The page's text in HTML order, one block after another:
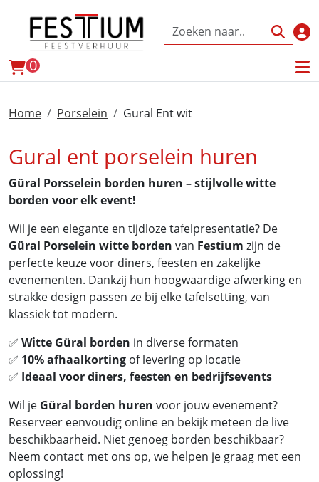
winkelwagen
0
Home Porselein Gural Ent wit
Gural ent porselein huren
Güral Porsselein borden huren – stijlvolle witte
borden voor elk event!
Wil je een elegante en tijdloze tafelpresentatie? De
Güral Porselein witte borden van Festium zijn de
perfecte keuze voor diners, feesten en zakelijke
evenementen. Dankzij hun hoogwaardige afwerking en
strakke design passen ze bij elke tafelsetting, van
klassiek tot modern.
✅ Witte Güral borden in diverse formaten
✅ 10% afhaalkorting of levering op locatie
✅ Ideaal voor diners, feesten en bedrijfsevents
Wil je Güral borden huren voor jouw evenement?
Reserveer eenvoudig online en bekijk meteen de live
beschikbaarheid. Niet genoeg borden beschikbaar?
Neem contact met ons op, we helpen je graag met een
oplossing!